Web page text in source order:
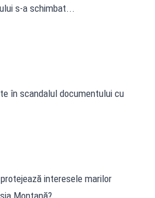
s-a schimbat...
în scandalul documentului cu
interesele marilor
Montană?